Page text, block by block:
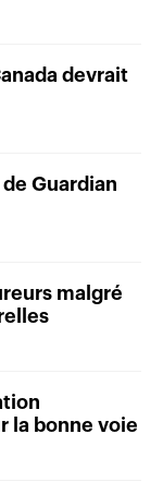
devrait
Guardian
malgré
la bonne voie